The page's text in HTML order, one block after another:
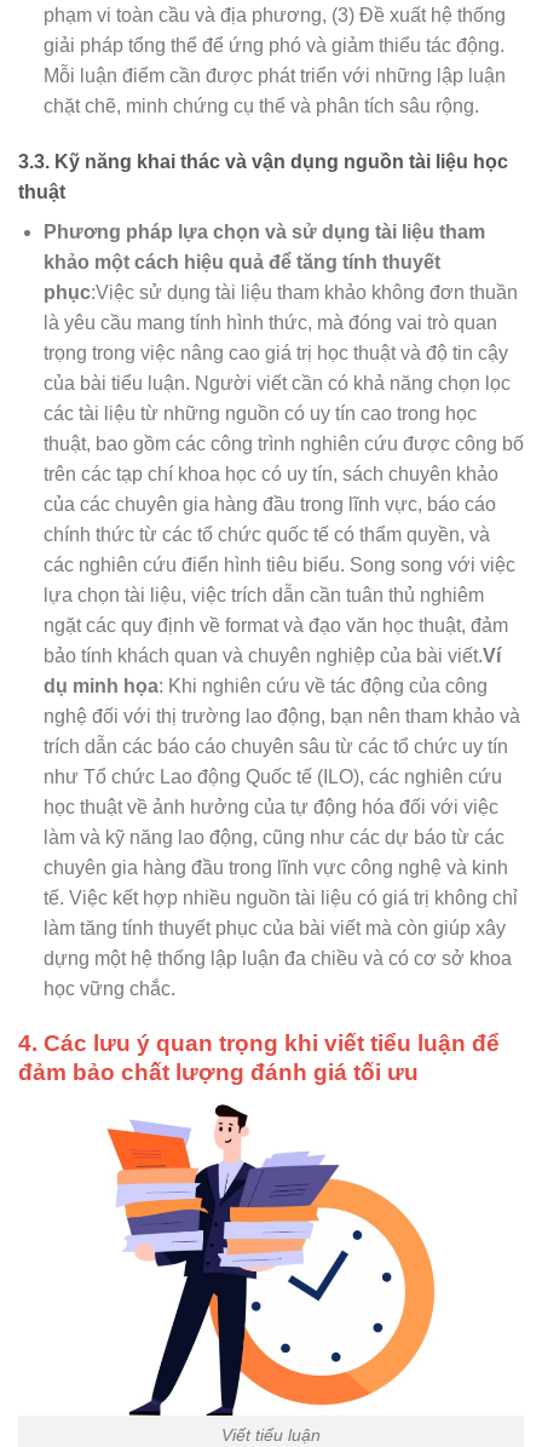
phạm vi toàn cầu và địa phương, (3) Đề xuất hệ thống
giải pháp tổng thể để ứng phó và giảm thiểu tác động.
Mỗi luận điểm cần được phát triển với những lập luận
chặt chẽ, minh chứng cụ thể và phân tích sâu rộng.
3.3. Kỹ năng khai thác và vận dụng nguồn tài liệu học
thuật
Phương pháp lựa chọn và sử dụng tài liệu tham
khảo một cách hiệu quả để tăng tính thuyết
phục:Việc sử dụng tài liệu tham khảo không đơn thuần
là yêu cầu mang tính hình thức, mà đóng vai trò quan
trọng trong việc nâng cao giá trị học thuật và độ tin cậy
của bài tiểu luận. Người viết cần có khả năng chọn lọc
các tài liệu từ những nguồn có uy tín cao trong học
thuật, bao gồm các công trình nghiên cứu được công bố
trên các tạp chí khoa học có uy tín, sách chuyên khảo
của các chuyên gia hàng đầu trong lĩnh vực, báo cáo
chính thức từ các tổ chức quốc tế có thẩm quyền, và
các nghiên cứu điển hình tiêu biểu. Song song với việc
lựa chọn tài liệu, việc trích dẫn cần tuân thủ nghiêm
ngặt các quy định về format và đạo văn học thuật, đảm
bảo tính khách quan và chuyên nghiệp của bài viết.Ví
dụ minh họa: Khi nghiên cứu về tác động của công
nghệ đối với thị trường lao động, bạn nên tham khảo và
trích dẫn các báo cáo chuyên sâu từ các tổ chức uy tín
như Tổ chức Lao động Quốc tế (ILO), các nghiên cứu
học thuật về ảnh hưởng của tự động hóa đối với việc
làm và kỹ năng lao động, cũng như các dự báo từ các
chuyên gia hàng đầu trong lĩnh vực công nghệ và kinh
tế. Việc kết hợp nhiều nguồn tài liệu có giá trị không chỉ
làm tăng tính thuyết phục của bài viết mà còn giúp xây
dựng một hệ thống lập luận đa chiều và có cơ sở khoa
học vững chắc.
4. Các lưu ý quan trọng khi viết tiểu luận để
đảm bảo chất lượng đánh giá tối ưu
Viết tiểu luận